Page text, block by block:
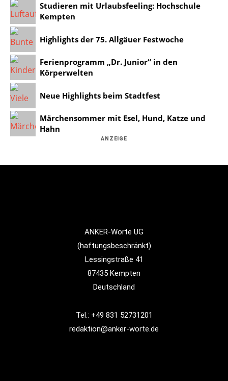
Studieren mit Urlaubsfeeling: Hochschule
Kempten
Highlights der 75. Allgäuer Festwoche
Ferienprogramm „Dr. Junior“ in den
Körperwelten
Neue Highlights beim Stadtfest
Märchensommer mit Esel, Hund, Katze und
Hahn
ANZEIGE
ANKER-Worte UG
(haftungsbeschränkt)
Lessingstraße 41
87435 Kempten
Deutschland
Tel.: +49 831 52731201
redaktion@anker-worte.de